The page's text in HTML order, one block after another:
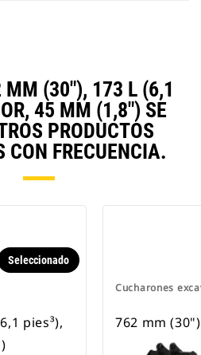
MM (30"), 173 L (6,1
45 MM (1,8") SE
PRODUCTOS
CON FRECUENCIA.
Seleccionado
pies³),
Cucharones
762 mm (30")